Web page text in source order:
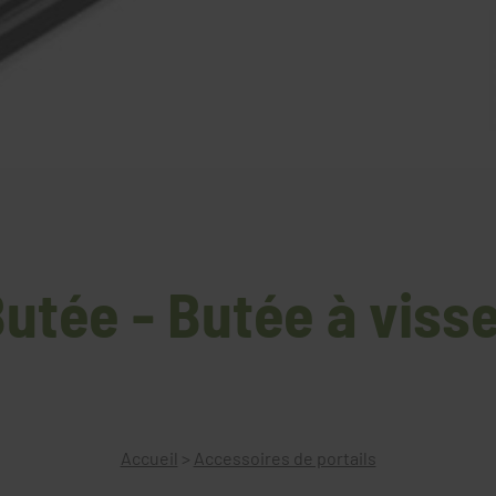
- Butée à
Accueil > Accessoires de portails